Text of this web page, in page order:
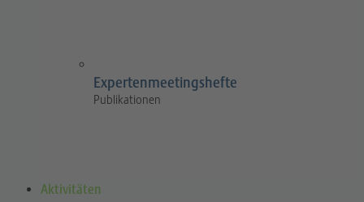
Expertenmeetingshefte
Publikationen
Aktivitäten